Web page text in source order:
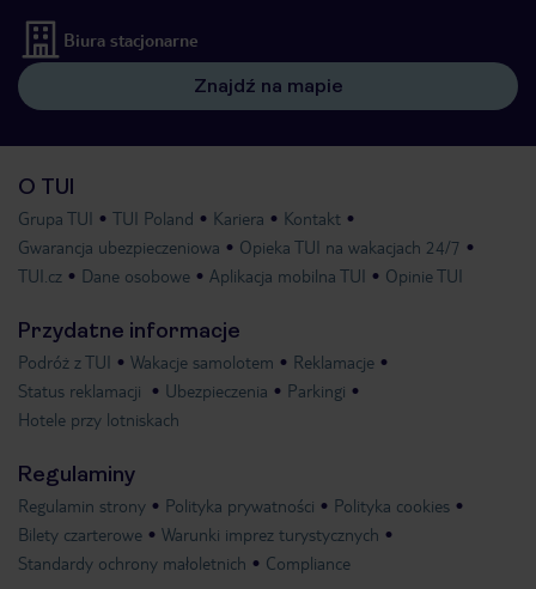
Biura stacjonarne
Znajdź na mapie
O TUI
Grupa TUI TUI Poland Kariera
Kontakt
Gwarancja ubezpieczeniowa
Opieka TUI na wakacjach 24/7
TUI.cz
Dane osobowe Aplikacja mobilna TUI Opinie TUI
Przydatne informacje
Podróż z TUI Wakacje samolotem
Reklamacje
Status reklamacji
Ubezpieczenia
Parkingi
Hotele przy lotniskach
Regulaminy
Regulamin strony Polityka prywatności
Polityka cookies
Bilety czarterowe
Warunki imprez turystycznych
Standardy ochrony małoletnich
Compliance